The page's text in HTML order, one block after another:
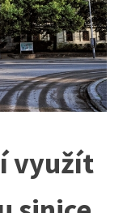
využít